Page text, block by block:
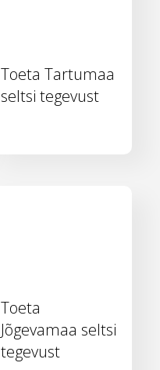
Toeta Tartumaa
seltsi tegevust
Toeta
Jõgevamaa seltsi
tegevust